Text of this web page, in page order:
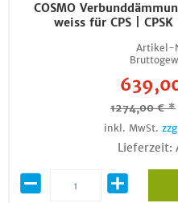
COSMO
weiss für CPS |
Artikel-
1274,00 € *
inkl. MwSt.
Lieferzeit: